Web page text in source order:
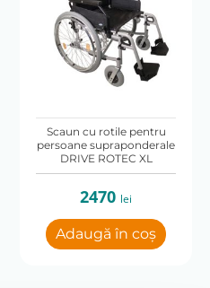
Scaun cu rotile pentru
persoane supraponderale
DRIVE ROTEC XL
2470 lei
Adaugă în coș